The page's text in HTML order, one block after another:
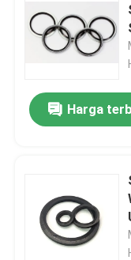
Harga